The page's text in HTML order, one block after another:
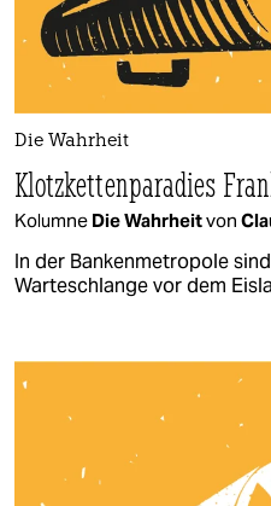
Die Wahrheit
Klotzkettenparadies
Kolumne Die Wahrheitvon
In der Bankenmetropole
Warteschlange vor dem